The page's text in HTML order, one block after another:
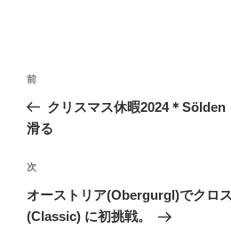
投
ナ
ゲ
ー
シ
前
の
投
前
クリスマス休暇2024＊Sölden
滑る
次
の
投
次
オーストリア(Obergurgl)でクロ
(Classic) に初挑戦。